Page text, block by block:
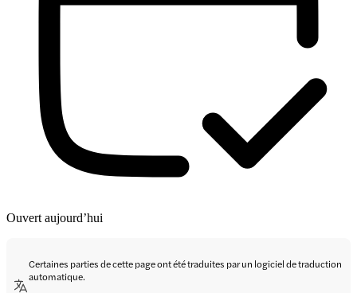
Ouvert aujourd’hui
Certaines parties de cette page ont été traduites par un logiciel de traduction
automatique.